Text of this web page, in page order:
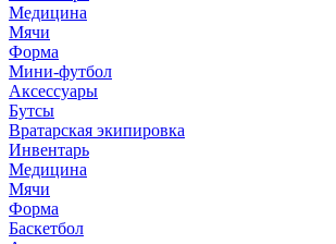
Медицина
Мячи
Форма
Мини-футбол
Аксессуары
Бутсы
Вратарская экипировка
Инвентарь
Медицина
Мячи
Форма
Баскетбол